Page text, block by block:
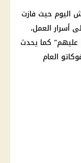
اليوم حيث فازت
أسرار العمل،
كما يحدث
العام